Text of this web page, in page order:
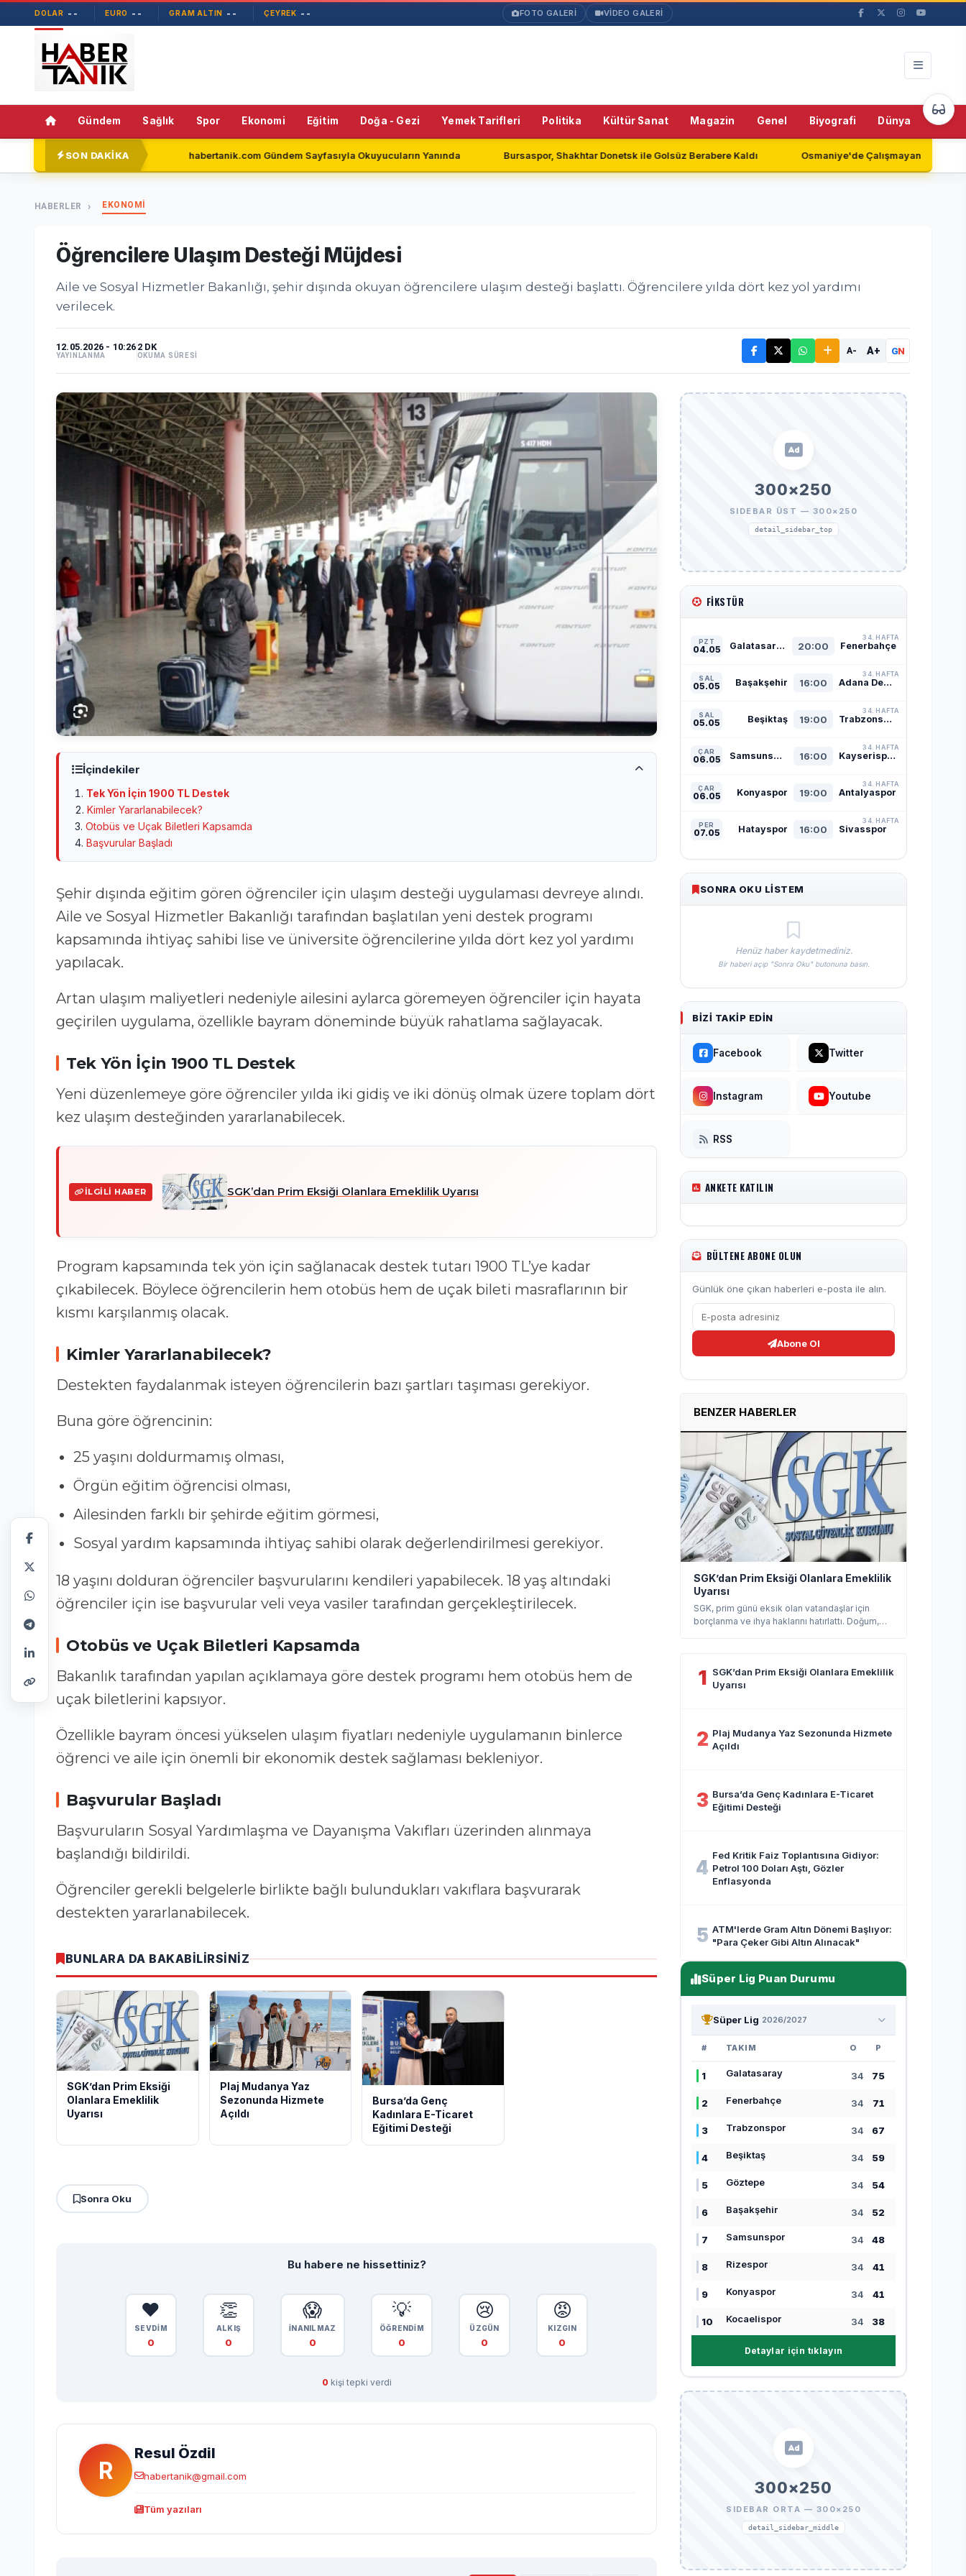
DOLAR -- EURO -- GRAM ALTIN -- ÇEYREK -- FOTO GALERİ VİDEO GALERİ
Gündem Sağlık Spor Ekonomi Eğitim Doğa - Gezi Yemek Tarifleri Politika Kültür Sanat Magazin Genel Biyografi Dünya
SON DAKİKA
Yeni Parti'de habertanik.com Gündem Sayfasıyla Okuyucuların Yanında Bursaspor, Shakhtar Donetsk ile Golsüz Berabere Kaldı Osmaniye'de Çalışmayan Güvenlik Kameraları
HABERLER EKONOMİ
Öğrencilere Ulaşım Desteği Müjdesi
Aile ve Sosyal Hizmetler Bakanlığı, şehir dışında okuyan öğrencilere ulaşım desteği başlattı. Öğrencilere yılda dört kez yol yardımı
verilecek.
12.05.2026 - 10:26
YAYINLANMA
2 DK
OKUMA SÜRESİ A- A+ GN
İçindekiler
Tek Yön İçin 1900 TL Destek
Kimler Yararlanabilecek?
Otobüs ve Uçak Biletleri Kapsamda
Başvurular Başladı
Şehir dışında eğitim gören öğrenciler için ulaşım desteği uygulaması devreye alındı.
Aile ve Sosyal Hizmetler Bakanlığı tarafından başlatılan yeni destek programı
kapsamında ihtiyaç sahibi lise ve üniversite öğrencilerine yılda dört kez yol yardımı
yapılacak.
Artan ulaşım maliyetleri nedeniyle ailesini aylarca göremeyen öğrenciler için hayata
geçirilen uygulama, özellikle bayram döneminde büyük rahatlama sağlayacak.
Tek Yön İçin 1900 TL Destek
Yeni düzenlemeye göre öğrenciler yılda iki gidiş ve iki dönüş olmak üzere toplam dört
kez ulaşım desteğinden yararlanabilecek.
İLGILI HABER SGK’dan Prim Eksiği Olanlara Emeklilik Uyarısı
Program kapsamında tek yön için sağlanacak destek tutarı 1900 TL’ye kadar
çıkabilecek. Böylece öğrencilerin hem otobüs hem de uçak bileti masraflarının bir
kısmı karşılanmış olacak.
Kimler Yararlanabilecek?
Destekten faydalanmak isteyen öğrencilerin bazı şartları taşıması gerekiyor.
Buna göre öğrencinin:
25 yaşını doldurmamış olması,
Örgün eğitim öğrencisi olması,
Ailesinden farklı bir şehirde eğitim görmesi,
Sosyal yardım kapsamında ihtiyaç sahibi olarak değerlendirilmesi gerekiyor.
18 yaşını dolduran öğrenciler başvurularını kendileri yapabilecek. 18 yaş altındaki
öğrenciler için ise başvurular veli veya vasiler tarafından gerçekleştirilecek.
Otobüs ve Uçak Biletleri Kapsamda
Bakanlık tarafından yapılan açıklamaya göre destek programı hem otobüs hem de
uçak biletlerini kapsıyor.
Özellikle bayram öncesi yükselen ulaşım fiyatları nedeniyle uygulamanın binlerce
öğrenci ve aile için önemli bir ekonomik destek sağlaması bekleniyor.
Başvurular Başladı
Başvuruların Sosyal Yardımlaşma ve Dayanışma Vakıfları üzerinden alınmaya
başlandığı bildirildi.
Öğrenciler gerekli belgelerle birlikte bağlı bulundukları vakıflara başvurarak
destekten yararlanabilecek.
BUNLARA DA BAKABİLİRSİNİZ
SGK’dan Prim Eksiği
Olanlara Emeklilik
Uyarısı
Plaj Mudanya Yaz
Sezonunda Hizmete
Açıldı
Bursa’da Genç
Kadınlara E-Ticaret
Eğitimi Desteği
Sonra Oku
Bu habere ne hissettiniz?
❤️
SEVDİM
0
👏
ALKIŞ
0
😱
İNANILMAZ
0
💡
ÖĞRENDİM
0
😢
ÜZGÜN
0
😡
KIZGIN
0
0 kişi tepki verdi
R
Resul Özdil
habertanik@gmail.com
Tüm yazıları
300×250
SIDEBAR ÜST — 300×250
detail_sidebar_top
FIKSTÜR
PZT
04.05 Galatasaray 20:00 Fenerbahçe
34. HAFTA
SAL
05.05 Başakşehir 16:00 Adana Demirspor
34. HAFTA
SAL
05.05 Beşiktaş 19:00 Trabzonspor
34. HAFTA
ÇAR
06.05 Samsunspor 16:00 Kayserispor
34. HAFTA
ÇAR
06.05 Konyaspor 19:00 Antalyaspor
34. HAFTA
PER
07.05 Hatayspor 16:00 Sivasspor
34. HAFTA
SONRA OKU LISTEM
Henüz haber kaydetmediniz.
Bir haberi açıp "Sonra Oku" butonuna basın.
BIZI TAKIP EDIN
Facebook Twitter
Instagram Youtube
RSS
ANKETE KATILIN
BÜLTENE ABONE OLUN
Günlük öne çıkan haberleri e-posta ile alın.
Abone Ol
BENZER HABERLER
SGK’dan Prim Eksiği Olanlara Emeklilik
Uyarısı
SGK, prim günü eksik olan vatandaşlar için
borçlanma ve ihya haklarını hatırlattı. Doğum,
1 SGK’dan Prim Eksiği Olanlara Emeklilik
Uyarısı
2 Plaj Mudanya Yaz Sezonunda Hizmete
Açıldı
3 Bursa’da Genç Kadınlara E-Ticaret
Eğitimi Desteği
4
Fed Kritik Faiz Toplantısına Gidiyor:
Petrol 100 Doları Aştı, Gözler
Enflasyonda
5 ATM'lerde Gram Altın Dönemi Başlıyor:
"Para Çeker Gibi Altın Alınacak"
Süper Lig Puan Durumu
Süper Lig 2026/2027
# TAKIM O P
1 Galatasaray 34 75
2 Fenerbahçe 34 71
3 Trabzonspor 34 67
4 Beşiktaş 34 59
5 Göztepe 34 54
6 Başakşehir 34 52
7 Samsunspor 34 48
8 Rizespor 34 41
9 Konyaspor 34 41
10 Kocaelispor 34 38
Detaylar için tıklayın
300×250
SIDEBAR ORTA — 300×250
detail_sidebar_middle